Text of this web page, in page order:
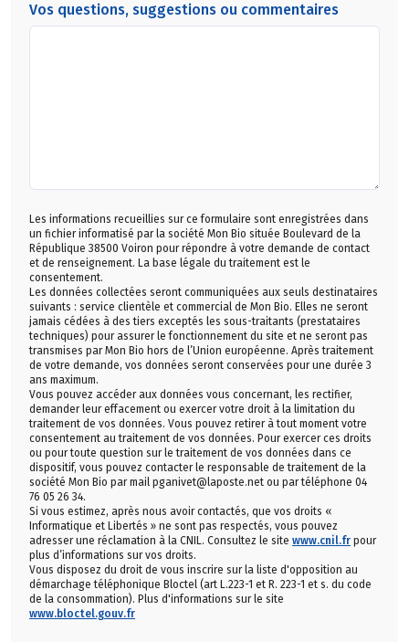
Vos questions, suggestions ou commentaires
Les informations recueillies sur ce formulaire sont enregistrées dans
un fichier informatisé par la société Mon Bio située Boulevard de la
République 38500 Voiron pour répondre à votre demande de contact
et de renseignement. La base légale du traitement est le
consentement.
Les données collectées seront communiquées aux seuls destinataires
suivants : service clientèle et commercial de Mon Bio. Elles ne seront
jamais cédées à des tiers exceptés les sous-traitants (prestataires
techniques) pour assurer le fonctionnement du site et ne seront pas
transmises par Mon Bio hors de l’Union européenne. Après traitement
de votre demande, vos données seront conservées pour une durée 3
ans maximum.
Vous pouvez accéder aux données vous concernant, les rectifier,
demander leur effacement ou exercer votre droit à la limitation du
traitement de vos données. Vous pouvez retirer à tout moment votre
consentement au traitement de vos données. Pour exercer ces droits
ou pour toute question sur le traitement de vos données dans ce
dispositif, vous pouvez contacter le responsable de traitement de la
société Mon Bio par mail pganivet@laposte.net ou par téléphone 04
76 05 26 34.
Si vous estimez, après nous avoir contactés, que vos droits «
Informatique et Libertés » ne sont pas respectés, vous pouvez
adresser une réclamation à la CNIL. Consultez le site www.cnil.fr pour
plus d’informations sur vos droits.
Vous disposez du droit de vous inscrire sur la liste d'opposition au
démarchage téléphonique Bloctel (art L.223-1 et R. 223-1 et s. du code
de la consommation). Plus d'informations sur le site
www.bloctel.gouv.fr